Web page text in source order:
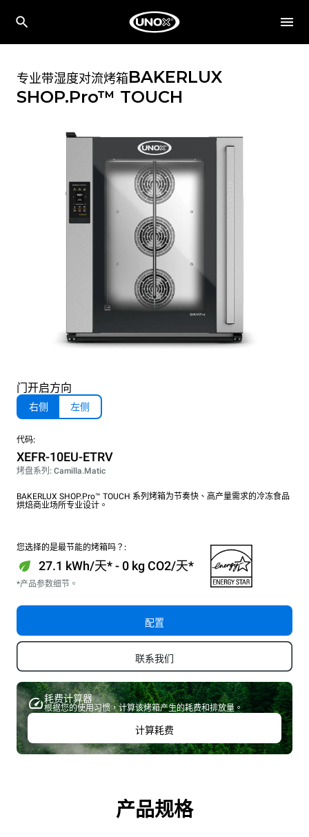
专业带湿度对流烤箱BAKERLUX
SHOP.Pro™ TOUCH
门开启方向
右侧 左侧
代码:
XEFR-10EU-ETRV
烤盘系列: Camilla.Matic
BAKERLUX SHOP.Pro™ TOUCH 系列烤箱为节奏快、高产量需求的冷冻食品
烘焙商业场所专业设计。
您选择的是最节能的烤箱吗？:
27.1 kWh/天* - 0 kg CO2/天*
*产品参数细节。
配置
联系我们
耗费计算器
根据您的使用习惯，计算该烤箱产生的耗费和排放量。
计算耗费
产品规格